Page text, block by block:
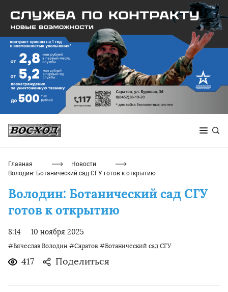
Главная
Новости
Володин: Ботанический сад СГУ готов к открытию
Володин: Ботанический сад СГУ
готов к открытию
8:14 10 ноября 2025
#Вячеслав Володин #Саратов #Ботанический сад СГУ
417 Поделиться